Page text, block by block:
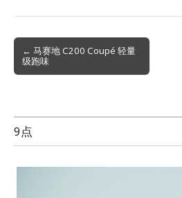
Post
navigation
← 马赛地 C200 Coupé 轻量
级跑味
9点